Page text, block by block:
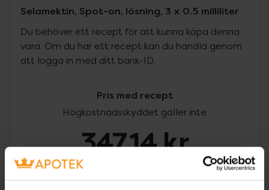
Selamektin, Spot-on, lösning, 3 x 0.5 milliliter
Du behöver ett recept för att kunna köpa denna
vara. Om du har ett recept kan du handla genom
att logga in med ditt bank-ID.
Pris med recept
Högkostnadsskyddet gäller inte
347,14 kr